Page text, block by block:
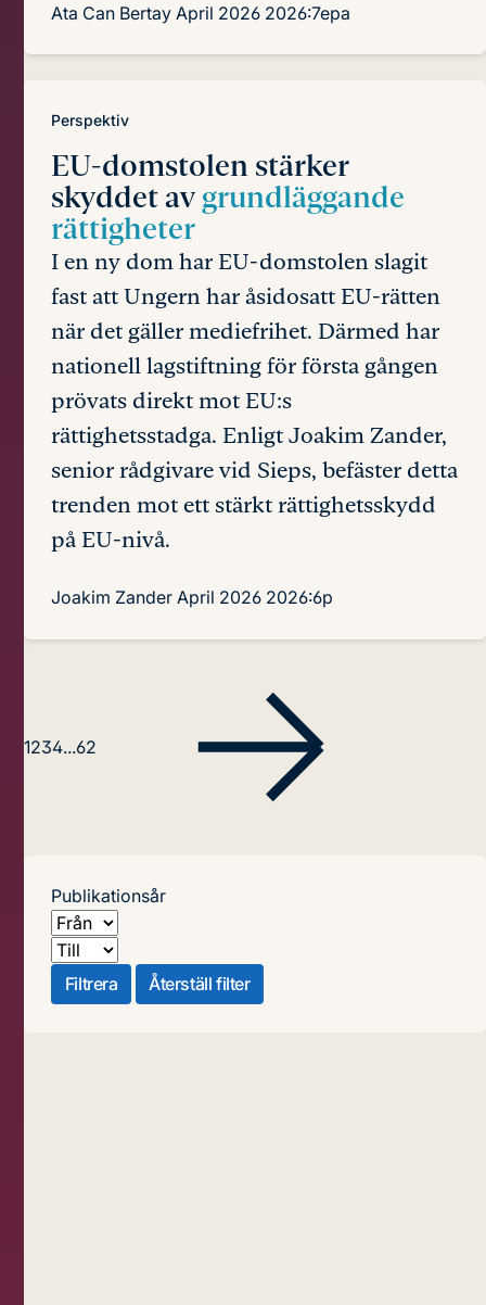
Ata Can Bertay April 2026 2026:7epa
Perspektiv
EU-domstolen stärker
skyddet av grundläggande
rättigheter
I en ny dom har EU-domstolen slagit
fast att Ungern har åsidosatt EU-rätten
när det gäller mediefrihet. Därmed har
nationell lagstiftning för första gången
prövats direkt mot EU:s
rättighetsstadga. Enligt Joakim Zander,
senior rådgivare vid Sieps, befäster detta
trenden mot ett stärkt rättighetsskydd
på EU-nivå.
Joakim Zander April 2026 2026:6p
1234...62
Publikationsår
Från
Till
Filtrera
Återställ filter